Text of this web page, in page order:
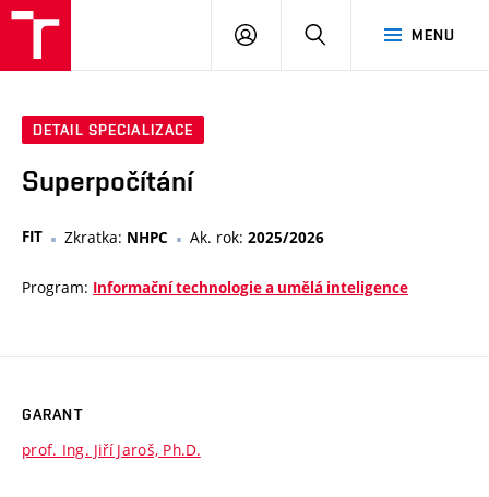
MENU
PŘIHLÁSIT
DETAIL SPECIALIZACE
Superpočítání
FIT Zkratka: NHPC Ak. rok: 2025/2026
Program: Informační technologie a umělá inteligence
GARANT
prof. Ing. Jiří Jaroš, Ph.D.